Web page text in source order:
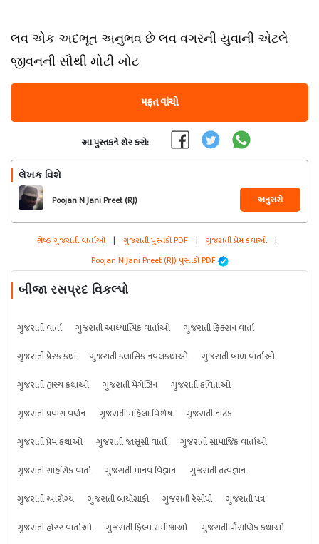
લવ એક અદભૂત અનુભવ છે લવ વગરની યુવાની એટલે
જીવનની સૌથી મોટી ખોટ
મફત વાંચો
આ પુસ્તકને શેર કરો:
લેખક વિશે
Poojan N Jani Preet (RJ) અનુસરો
શ્રેષ્ઠ ગુજરાતી વાર્તાઓ | ગુજરાતી પુસ્તકો PDF | ગુજરાતી પ્રેમ કથાઓ |
Poojan N Jani Preet (RJ) પુસ્તકો PDF
બીજા રસપ્રદ વિકલ્પો
ગુજરાતી વાર્તા ગુજરાતી આધ્યાત્મિક વાર્તાઓ
ગુજરાતી ફિક્શન વાર્તા
ગુજરાતી પ્રેરક કથા
ગુજરાતી ક્લાસિક નવલકથાઓ
ગુજરાતી બાળ વાર્તાઓ
ગુજરાતી હાસ્ય કથાઓ
ગુજરાતી મેગેઝિન
ગુજરાતી કવિતાઓ
ગુજરાતી પ્રવાસ વર્ણન
ગુજરાતી મહિલા વિશેષ
ગુજરાતી નાટક
ગુજરાતી પ્રેમ કથાઓ
ગુજરાતી જાસૂસી વાર્તા
ગુજરાતી સામાજિક વાર્તાઓ
ગુજરાતી સાહસિક વાર્તા
ગુજરાતી માનવ વિજ્ઞાન
ગુજરાતી તત્વજ્ઞાન
ગુજરાતી આરોગ્ય
ગુજરાતી બાયોગ્રાફી ગુજરાતી રેસીપી
ગુજરાતી પત્ર
ગુજરાતી હૉરર વાર્તાઓ
ગુજરાતી ફિલ્મ સમીક્ષાઓ ગુજરાતી પૌરાણિક કથાઓ